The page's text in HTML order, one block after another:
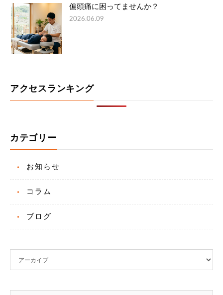
偏頭痛に困ってませんか？
2026.06.09
アクセスランキング
カテゴリー
お知らせ
コラム
ブログ